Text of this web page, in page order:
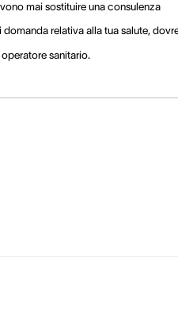
mai sostituire una consulenza
relativa alla tua salute,
sanitario.